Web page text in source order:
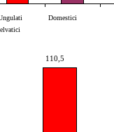
Domestici
110,5